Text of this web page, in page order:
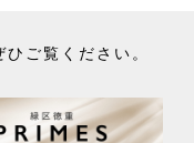
ご覧ください。